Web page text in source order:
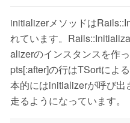
initializerメソッドは
れています。
alizerのインスタンスを作
pts[:after]の行はTSortによ
本的にはinitializerが呼び
走るようになっています。